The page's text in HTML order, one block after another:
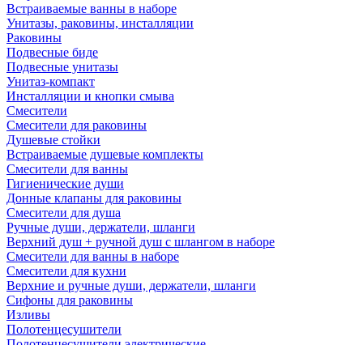
Встраиваемые ванны в наборе
Унитазы, раковины, инсталляции
Раковины
Подвесные биде
Подвесные унитазы
Унитаз-компакт
Инсталляции и кнопки смыва
Смесители
Смесители для раковины
Душевые стойки
Встраиваемые душевые комплекты
Смесители для ванны
Гигиенические души
Донные клапаны для раковины
Смесители для душа
Ручные души, держатели, шланги
Верхний душ + ручной душ с шлангом в наборе
Смесители для ванны в наборе
Смесители для кухни
Верхние и ручные души, держатели, шланги
Сифоны для раковины
Изливы
Полотенцесушители